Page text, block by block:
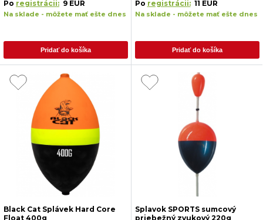
Po registrácii: 9 EUR
Na sklade - môžete mať ešte dnes
Pridať do košíka
Po registrácii: 11 EUR
Na sklade - môžete mať ešte dnes
Pridať do košíka
Black Cat Splávek Hard Core
Float 400g
Splavok SPORTS sumcový
priebežný zvukový 220g